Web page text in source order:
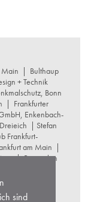
sind
Main | Bulthaup
+ Technik
Bonn
| Frankfurter
Enkenbach-
| Stefan
Frankfurt-
am Main |
|Reproplan
Stuttgarter